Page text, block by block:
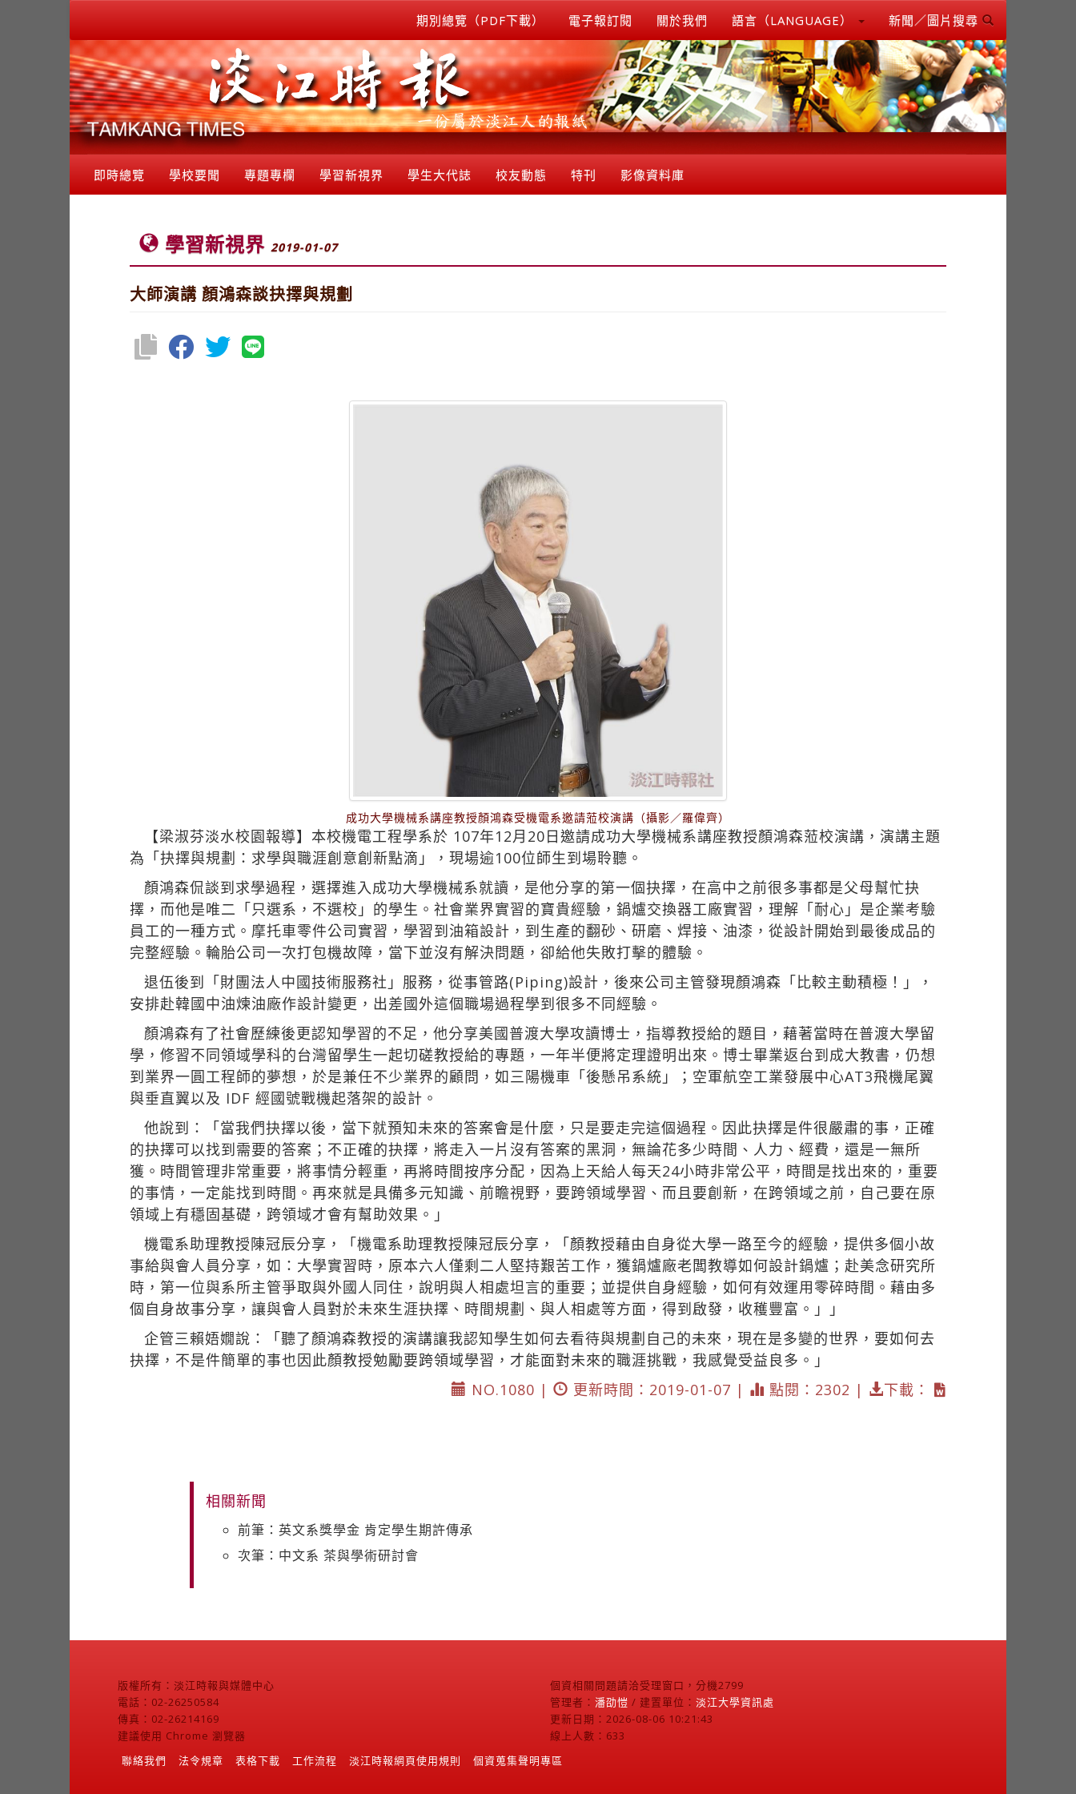
期別總覽（PDF下載） 電子報訂閱 關於我們 語言（LANGUAGE） 新聞／圖片搜尋
即時總覽 學校要聞 專題專欄 學習新視界 學生大代誌 校友動態 特刊 影像資料庫
學習新視界 2019-01-07
大師演講 顏鴻森談抉擇與規劃
成功大學機械系講座教授顏鴻森受機電系邀請蒞校演講（攝影／羅偉齊）
【梁淑芬淡水校園報導】本校機電工程學系於 107年12月20日邀請成功大學機械系講座教授顏鴻森蒞校演講，演講主題
為「抉擇與規劃：求學與職涯創意創新點滴」，現場逾100位師生到場聆聽。
顏鴻森侃談到求學過程，選擇進入成功大學機械系就讀，是他分享的第一個抉擇，在高中之前很多事都是父母幫忙抉
擇，而他是唯二「只選系，不選校」的學生。社會業界實習的寶貴經驗，鍋爐交換器工廠實習，理解「耐心」是企業考驗
員工的一種方式。摩托車零件公司實習，學習到油箱設計，到生產的翻砂、研磨、焊接、油漆，從設計開始到最後成品的
完整經驗。輪胎公司一次打包機故障，當下並沒有解決問題，卻給他失敗打擊的體驗。
退伍後到「財團法人中國技術服務社」服務，從事管路(Piping)設計，後來公司主管發現顏鴻森「比較主動積極！」，
安排赴韓國中油煉油廠作設計變更，出差國外這個職場過程學到很多不同經驗。
顏鴻森有了社會歷練後更認知學習的不足，他分享美國普渡大學攻讀博士，指導教授給的題目，藉著當時在普渡大學留
學，修習不同領域學科的台灣留學生一起切磋教授給的專題，一年半便將定理證明出來。博士畢業返台到成大教書，仍想
到業界一圓工程師的夢想，於是兼任不少業界的顧問，如三陽機車「後懸吊系統」；空軍航空工業發展中心AT3飛機尾翼
與垂直翼以及 IDF 經國號戰機起落架的設計。
他說到：「當我們抉擇以後，當下就預知未來的答案會是什麼，只是要走完這個過程。因此抉擇是件很嚴肅的事，正確
的抉擇可以找到需要的答案；不正確的抉擇，將走入一片沒有答案的黑洞，無論花多少時間、人力、經費，還是一無所
獲。時間管理非常重要，將事情分輕重，再將時間按序分配，因為上天給人每天24小時非常公平，時間是找出來的，重要
的事情，一定能找到時間。再來就是具備多元知識、前瞻視野，要跨領域學習、而且要創新，在跨領域之前，自己要在原
領域上有穩固基礎，跨領域才會有幫助效果。」
機電系助理教授陳冠辰分享，「機電系助理教授陳冠辰分享，「顏教授藉由自身從大學一路至今的經驗，提供多個小故
事給與會人員分享，如：大學實習時，原本六人僅剩二人堅持艱苦工作，獲鍋爐廠老闆教導如何設計鍋爐；赴美念研究所
時，第一位與系所主管爭取與外國人同住，說明與人相處坦言的重要；並提供自身經驗，如何有效運用零碎時間。藉由多
個自身故事分享，讓與會人員對於未來生涯抉擇、時間規劃、與人相處等方面，得到啟發，收穫豐富。」」
企管三賴娪嫺說：「聽了顏鴻森教授的演講讓我認知學生如何去看待與規劃自己的未來，現在是多變的世界，要如何去
抉擇，不是件簡單的事也因此顏教授勉勵要跨領域學習，才能面對未來的職涯挑戰，我感覺受益良多。」
NO.1080 |
更新時間：2019-01-07 | 點閱：2302 | 下載：
相關新聞
前筆：英文系獎學金 肯定學生期許傳承
次筆：中文系 茶與學術研討會
版權所有：淡江時報與媒體中心
電話：02-26250584
傳真：02-26214169
建議使用 Chrome 瀏覽器
個資相關問題請洽受理窗口，分機2799
管理者： 潘劭愷 / 建置單位： 淡江大學資訊處
更新日期：2026-08-06 10:21:43
線上人數：633
聯絡我們
法令規章 表格下載 工作流程 淡江時報網頁使用規則 個資蒐集聲明專區